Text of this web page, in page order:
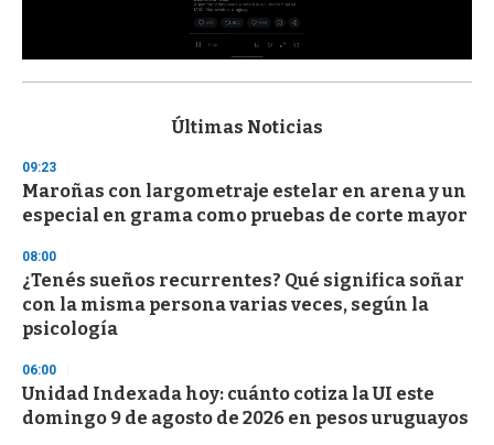
s
d
s
o
f
3
s
e
c
o
d
s
Últimas Noticias
09:23
Maroñas con largometraje estelar en arena y un
especial en grama como pruebas de corte mayor
08:00
¿Tenés sueños recurrentes? Qué significa soñar
con la misma persona varias veces, según la
psicología
06:00
Unidad Indexada hoy: cuánto cotiza la UI este
domingo 9 de agosto de 2026 en pesos uruguayos